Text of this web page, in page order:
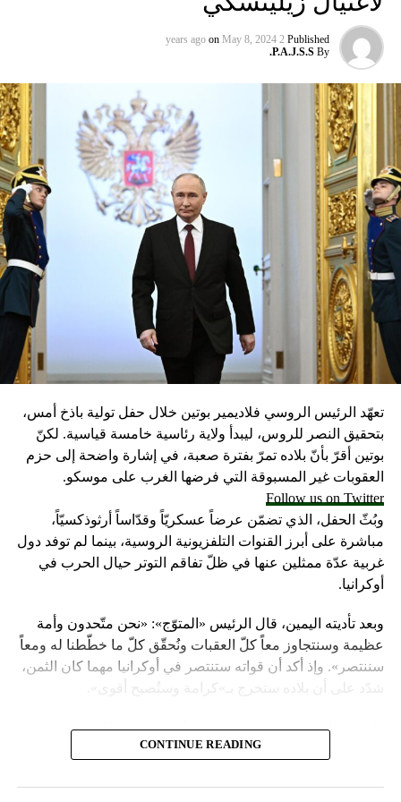
المصدر: المصري اليوم
RELATED TOPICS:
UP
"نجم الشبح" العملاق! (صورة)
DON'T MISS
اشتعال النيران بطائرة هندية تقل 151 راكبا في السعودية
Published
2 years ago
on May 8, 2024
By
P.A.J.S.S.
تعهّد الرئيس الروسي فلاديمير بوتين خلال حفل تولية باذخ أمس،
بتحقيق النصر للروس، ليبدأ ولاية رئاسية خامسة قياسية. لكنّ
بوتين أقرّ بأنّ بلاده تمرّ بفترة صعبة، في إشارة واضحة إلى حزم
العقوبات غير المسبوقة التي فرضها الغرب على موسكو.
Follow us on Twitter
وبُثّ الحفل، الذي تضمّن عرضاً عسكريّاً وقدّاساً أرثوذكسيّاً،
مباشرة على أبرز القنوات التلفزيونية الروسية، بينما لم توفد دول
غربية عدّة ممثلين عنها في ظلّ تفاقم التوتر حيال الحرب في
أوكرانيا.
وبعد تأديته اليمين، قال الرئيس «المتوّج»: «نحن متّحدون وأمة
عظيمة وسنتجاوز معاً كلّ العقبات ونُحقّق كلّ ما خطّطنا له ومعاً
سننتصر». وإذ أكد أن قواته ستنتصر في أوكرانيا مهما كان الثمن،
شدّد على أن بلاده ستخرج بـ»كرامة وستُصبح أقوى».
واعتبر «القيصر» من قاعة «سانت أندروز» في الكرملين، حيث
استُقبل بتصفيق حار من المسؤولين الروس وأبرز الشخصيات
هائل ومسؤولية ومهمّة مقدّسة».
CONTINUE READING